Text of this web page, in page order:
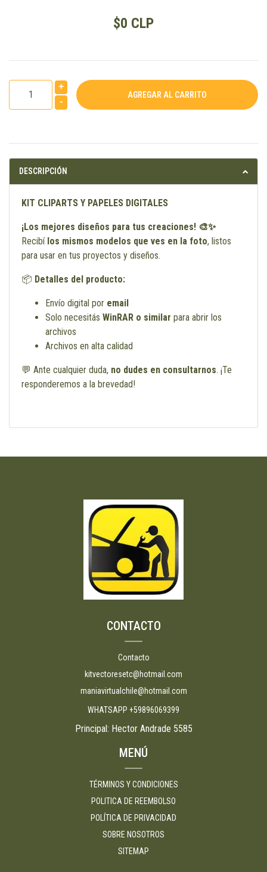
$0 CLP
+
-
DESCRIPCIÓN
KIT CLIPARTS Y PAPELES DIGITALES
¡Los mejores diseños para tus creaciones! 🎨✨
Recibí los mismos modelos que ves en la foto, listos
para usar en tus proyectos y diseños.
📦 Detalles del producto:
Envío digital por email
Solo necesitás WinRAR o similar para abrir los
archivos
Archivos en alta calidad
💬 Ante cualquier duda, no dudes en consultarnos. ¡Te
responderemos a la brevedad!
CONTACTO
Contacto
kitvectoresetc@hotmail.com
maniavirtualchile@hotmail.com
WHATSAPP +59896069399
Principal: Hector Andrade 5585
MENÚ
TÉRMINOS Y CONDICIONES
POLITICA DE REEMBOLSO
POLÍTICA DE PRIVACIDAD
SOBRE NOSOTROS
SITEMAP